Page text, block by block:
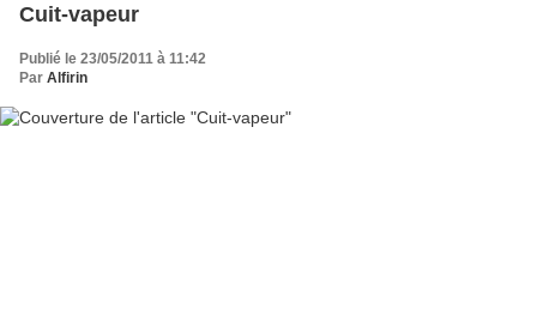
Cuit-vapeur
Publié le 23/05/2011 à 11:42
Par Alfirin